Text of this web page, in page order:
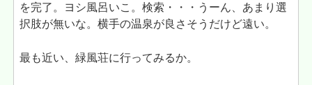
を完了。ヨシ風呂いこ。検索・・・うーん、あまり選
択肢が無いな。横手の温泉が良さそうだけど遠い。
最も近い、緑風荘に行ってみるか。